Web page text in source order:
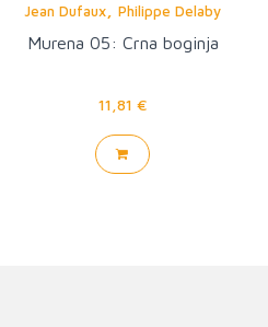
Jean Dufaux Philippe Delaby
Murena 05: Crna boginja
11,81 €